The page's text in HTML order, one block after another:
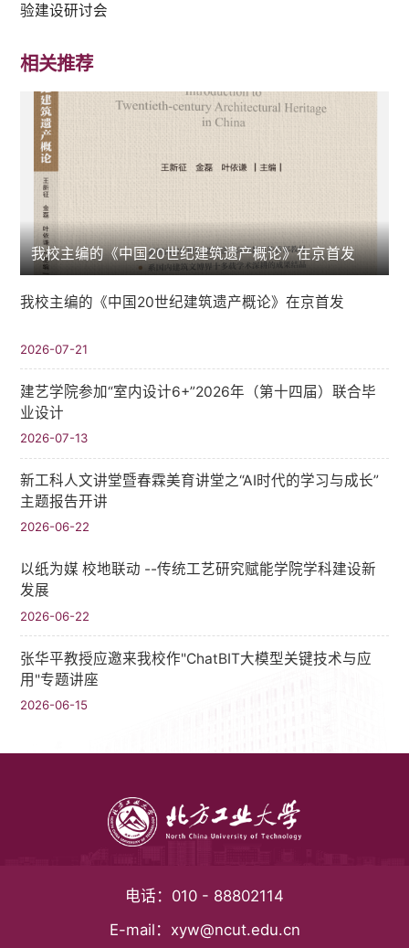
验建设研讨会
相关推荐
我校主编的《中国20世纪建筑遗产概论》在京首发
我校主编的《中国20世纪建筑遗产概论》在京首发
2026-07-21
建艺学院参加“室内设计6+”2026年（第十四届）联合毕
业设计
2026-07-13
新工科人文讲堂暨春霖美育讲堂之“AI时代的学习与成长”
主题报告开讲
2026-06-22
以纸为媒 校地联动 --传统工艺研究赋能学院学科建设新
发展
2026-06-22
张华平教授应邀来我校作"ChatBIT大模型关键技术与应
用"专题讲座
2026-06-15
电话： 010 - 88802114
E-mail： xyw@ncut.edu.cn